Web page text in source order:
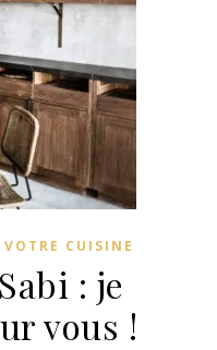
CUISINE
: je
vous !